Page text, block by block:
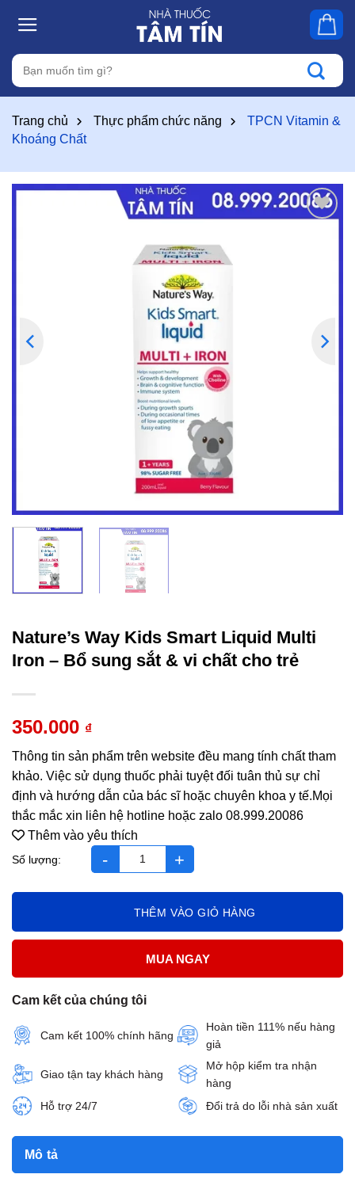
Tìm
kiếm:
Trang chủ Thực phẩm chức năng
TPCN Vitamin &
Khoáng Chất
Nature’s Way Kids Smart Liquid Multi
Iron – Bổ sung sắt & vi chất cho trẻ
350.000 ₫
Nature's Way Kids Smart Liquid Multi Iron - Bổ sung sắt & vi
THÊM VÀO GIỎ HÀNG
MUA NGAY
Thông tin sản phẩm trên website đều mang tính chất tham
khảo. Việc sử dụng thuốc phải tuyệt đối tuân thủ sự chỉ
định và hướng dẫn của bác sĩ hoặc chuyên khoa y tế.Mọi
thắc mắc xin liên hệ hotline hoặc zalo 08.999.20086
Cam kết của chúng tôi
Cam kết 100% chính hãng
Hoàn tiền 111% nếu hàng
giả
Giao tận tay khách hàng
Mở hộp kiểm tra nhận
hàng
Hỗ trợ 24/7
Đổi trả do lỗi nhà sản xuất
Thêm vào yêu thích
Mô tả